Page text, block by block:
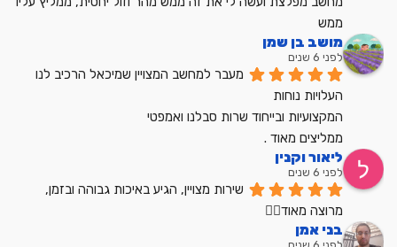
ממש
מושב בן שמן
לפני 6 שנים
מעבר למחשב המצויין שמיכאל הרכיב לנו
העלויות נוחות
המקצועיות ובייחוד שרות סבלנו ואמפטי
ממליצים מאוד .
ליאור וקנין
לפני 6 שנים
מרוצה מאוד👍🏼
בני אמן